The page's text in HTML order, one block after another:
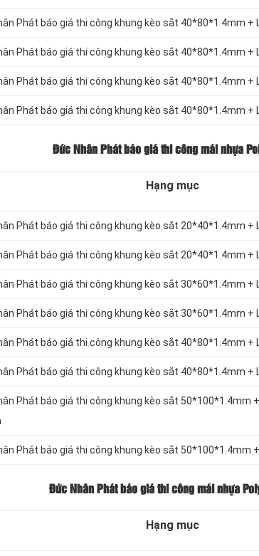
Phát báo giá thi công khung kèo sắt 40*80*1.4mm +
Phát báo giá thi công khung kèo sắt 40*80*1.4mm +
Phát báo giá thi công khung kèo sắt 40*80*1.4mm +
Phát báo giá thi công khung kèo sắt 40*80*1.4mm +
Đức Nhân Phát báo giá thi công mái nhựa
Hạng mục
Phát báo giá thi công khung kèo sắt 20*40*1.4mm +
Phát báo giá thi công khung kèo sắt 20*40*1.4mm +
Phát báo giá thi công khung kèo sắt 30*60*1.4mm +
Phát báo giá thi công khung kèo sắt 30*60*1.4mm +
Phát báo giá thi công khung kèo sắt 40*80*1.4mm +
Phát báo giá thi công khung kèo sắt 40*80*1.4mm +
Phát báo giá thi công khung kèo sắt 50*100*1.4mm
Phát báo giá thi công khung kèo sắt 50*100*1.4mm
Đức Nhân Phát báo giá thi công mái nhựa
Hạng mục